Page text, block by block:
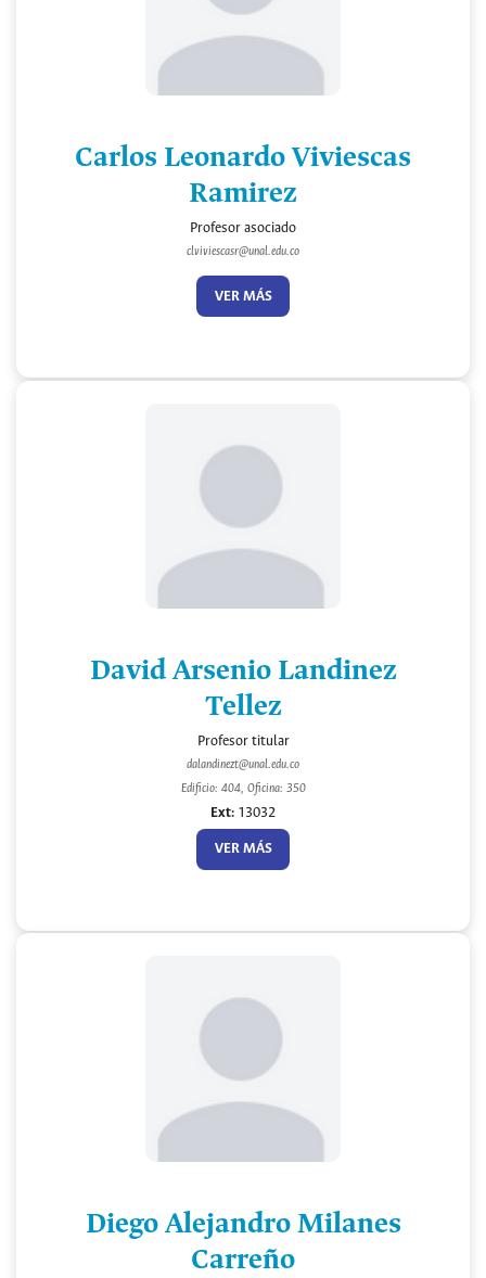
Carlos Leonardo Viviescas
Ramirez
Profesor asociado
clviviescasr@unal.edu.co
VER MÁS
David Arsenio Landinez
Tellez
Profesor titular
dalandinezt@unal.edu.co
Edificio: 404, Oficina: 350
Ext: 13032
VER MÁS
Diego Alejandro Milanes
Carreño